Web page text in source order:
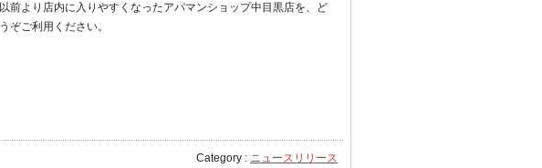
以前より店内に入りやすくなったアパマンショップ中目黒店を、ど
うぞご利用ください。
Category : ニュースリリース